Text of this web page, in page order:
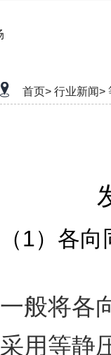
首页> 行业新闻>
（1）各
一般将各
采用等静